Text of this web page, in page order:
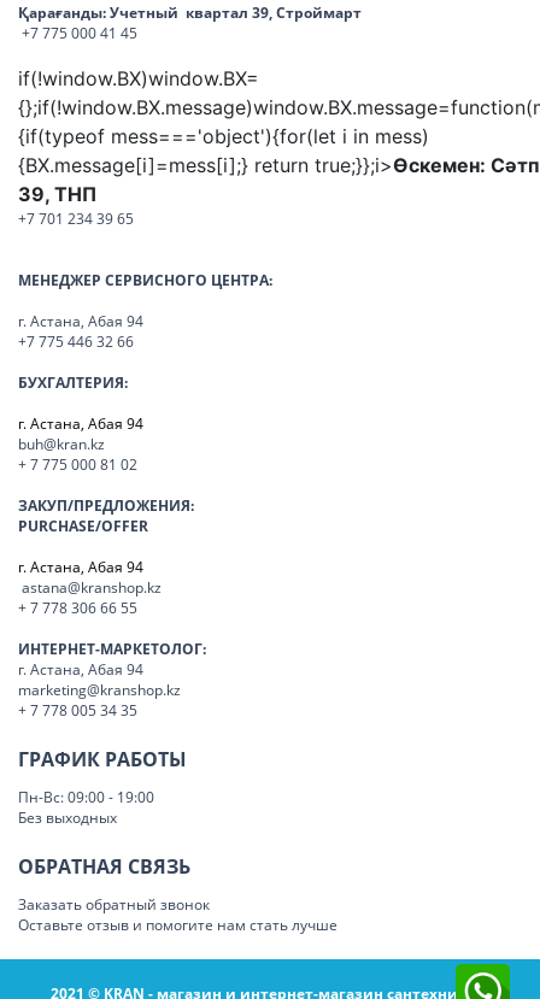
Қарағанды:Учетный квартал 39, Строймарт
+7 775 000 41 45
if(!window.BX)window.BX=
{if(typeof mess==='object'){for(let i in mess)
{BX.message[i]=mess[i];} return true;}};i>Өскемен:
39, ТНП
+7 701 234 39 65
МЕНЕДЖЕР СЕРВИСНОГО ЦЕНТРА:
г. Астана, Абая 94
+7 775 446 32 66
БУХГАЛТЕРИЯ:
г. Астана, Абая 94
buh@kran.kz
+ 7 775 000 81 02
ЗАКУП/ПРЕДЛОЖЕНИЯ:
PURCHASE/OFFER
г. Астана, Абая 94
astana@kranshop.kz
+ 7 778 306 66 55
ИНТЕРНЕТ-МАРКЕТОЛОГ:
г. Астана, Абая 94
marketing@kranshop.kz
+ 7 778 005 34 35
ГРАФИК РАБОТЫ
Пн-Вс: 09:00 - 19:00
Без выходных
ОБРАТНАЯ СВЯЗЬ
Заказать обратный звонок
Оставьте отзыв и помогите нам стать лучше
2021 © KRAN - магазин и интернет-магазин сантехники в